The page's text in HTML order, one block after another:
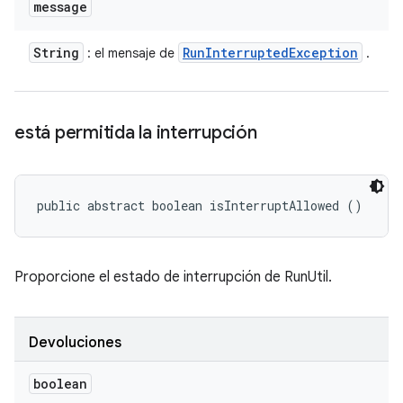
message
String : el mensaje de RunInterruptedException .
está permitida la interrupción
public abstract boolean isInterruptAllowed ()
Proporcione el estado de interrupción de RunUtil.
Devoluciones
boolean